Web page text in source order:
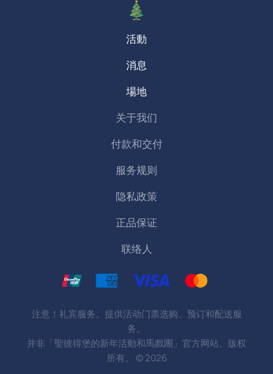
活動
消息
場地
关于我们
付款和交付
服务规则
隐私政策
正品保证
联络人
注意！礼宾服务。提供活动门票选购、预订和配送服
务。
并非「聖彼得堡的新年活動和馬戲團」官方网站。版权
所有。
©2026